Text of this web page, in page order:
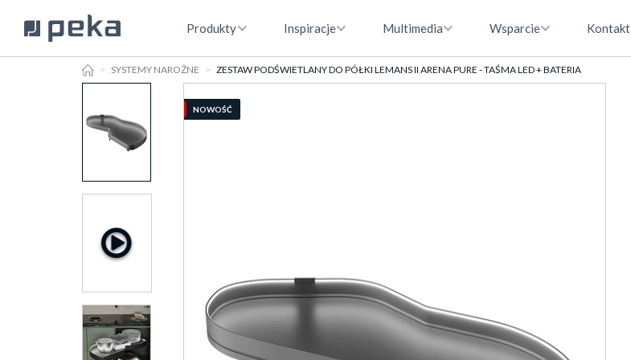
Produkty Inspiracje Multimedia Wsparcie Kontakt
HOMESYSTEMY NAROŻNE ZESTAW PODŚWIETLANY DO PÓŁKI LEMANS II ARENA PURE - TAŚMA LED + BATERIA
NOWOŚĆ